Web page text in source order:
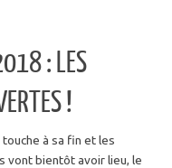
: LES
!
à sa fin et les
vont bientôt avoir lieu, le